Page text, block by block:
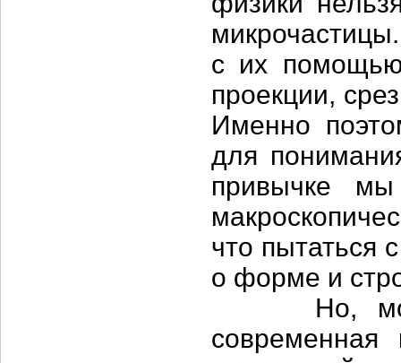
с их
проекции,
Именно
для
привычке
что пытаться
о форме и
Но,
современная